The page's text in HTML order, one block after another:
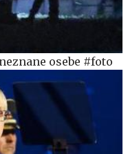
osebe #foto